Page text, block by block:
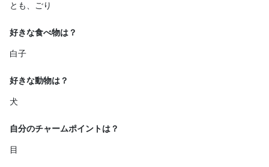
とも、ごり
好きな食べ物は？
白子
好きな動物は？
犬
自分のチャームポイントは？
目